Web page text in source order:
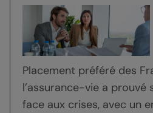
Placement préféré des
l’assurance-vie a prouvé
face aux crises, avec un